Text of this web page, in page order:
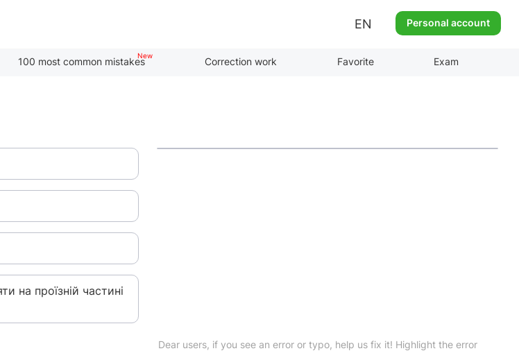
EN Personal account
100 most common mistakes Correction work Favorite Exam
на проїзній частині
Dear users, if you see an error or typo, help us fix it! Highlight the error